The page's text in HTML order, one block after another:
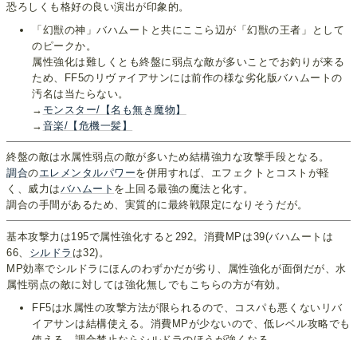
恐ろしくも格好の良い演出が印象的。
「幻獣の神」バハムートと共にここら辺が「幻獣の王者」として
のピークか。
属性強化は難しくとも終盤に弱点な敵が多いことでお釣りが来る
ため、FF5のリヴァイアサンには前作の様な劣化版バハムートの
汚名は当たらない。
→ モンスター/【名も無き魔物】
→ 音楽/【危機一髪】
終盤の敵は水属性弱点の敵が多いため結構強力な攻撃手段となる。
調合のエレメンタルパワーを併用すれば、エフェクトとコストが軽
く、威力はバハムート を上回る最強の魔法と化す。
調合の手間があるため、実質的に最終戦限定になりそうだが。
基本攻撃力は195で属性強化すると292。消費MPは39(バハムートは
66、 シルドラ は32)。
MP効率でシルドラにほんのわずかだが劣り、属性強化が面倒だが、水
属性弱点の敵に対しては強化無しでもこちらの方が有効。
FF5は水属性の攻撃方法が限られるので、コスパも悪くないリバ
イアサンは結構使える。消費MPが少ないので、低レベル攻略でも